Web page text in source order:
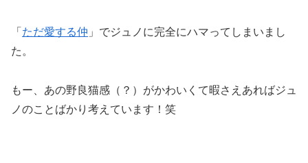
「 ただ愛する仲 」でジュノに完全にハマってしまいまし
た。
もー、あの野良猫感（？）がかわいくて暇さえあればジュ
ノのことばかり考えています！笑